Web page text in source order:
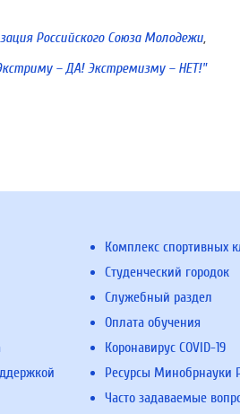
Российского Союза Молодежи,
– ДА! Экстремизму – НЕТ!"
Комплекс спортивных
Студенческий городок
Служебный раздел
Оплата обучения
Коронавирус COVID-19
Ресурсы Минобрнауки
Часто задаваемые